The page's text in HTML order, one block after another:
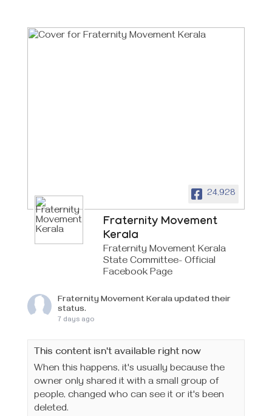
24,928
Fraternity Movement
Kerala
Fraternity Movement Kerala
State Committee- Official
Facebook Page
Fraternity Movement Keralaupdated their
status.
7 days ago
This content isn't available right now
When this happens, it's usually because the
owner only shared it with a small group of
people, changed who can see it or it's been
deleted.